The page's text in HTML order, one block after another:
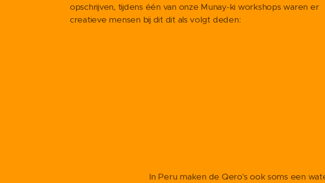
opschrijven, tijdens één van onze Munay-ki workshops waren er
creatieve mensen bij dit dit als volgt deden:
In Peru maken de Qero's ook soms een